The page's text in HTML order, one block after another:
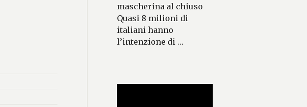
mascherina al chiuso
Quasi 8 milioni di
italiani hanno
l’intenzione di …